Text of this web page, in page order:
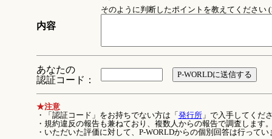
内容
そのように判断したポイントを教えてください
あなたの
認証コード：
★注意
・「認証コード」をお持ちでない方は「 発行所」で入手してくだ
・規約違反の報告も兼ねており、複数人からの報告で調査します
・いただいた評価に対して、P-WORLDからの個別回答は行ってい